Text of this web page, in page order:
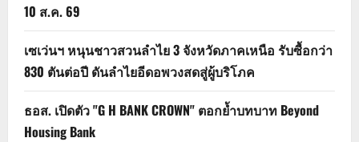
10 ส.ค. 69
เซเว่นฯ หนุนชาวสวนลำไย 3 จังหวัดภาคเหนือ รับซื้อกว่า
830 ตันต่อปี ดันลำไยอีดอพวงสดสู่ผู้บริโภค
ธอส. เปิดตัว "G H BANK CROWN" ตอกย้ำบทบาท Beyond
Housing Bank